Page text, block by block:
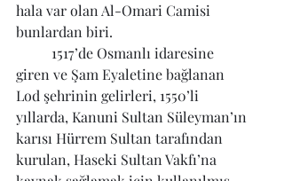
hala var olan Al-Omari Camisi
bunlardan biri.
giren ve Şam Eyaletine bağlanan
Lod şehrinin gelirleri, 1550’li
yıllarda, Kanuni Sultan Süleyman’ın
karısı Hürrem Sultan tarafından
kurulan, Haseki Sultan Vakfı’na